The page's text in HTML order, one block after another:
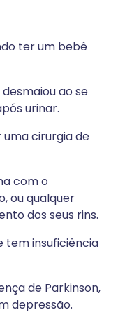
ter um bebê
ao se
urinar.
cirurgia de
com o
ou qualquer
dos seus rins.
tem insuficiência
de Parkinson,
depressão.